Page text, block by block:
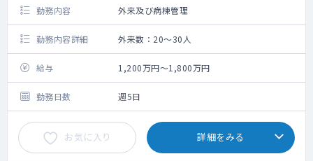
勤務内容 外来及び病棟管理
勤務内容詳細 外来数：20～30人
給与 1,200万円～1,800万円
勤務日数 週5日
お気に入り 詳細をみる